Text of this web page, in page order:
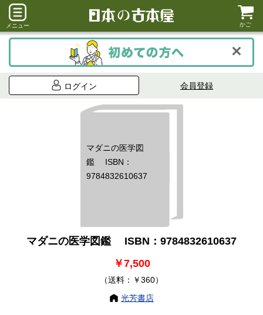
メニュー かご
ログイン 会員登録
マダニの医学図
鑑 ISBN：
9784832610637
マダニの医学図鑑 ISBN：9784832610637
￥7,500
（送料：￥360）
光芳書店